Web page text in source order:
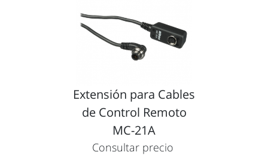
Extensión para Cables
de Control Remoto
MC-21A
Consultar precio